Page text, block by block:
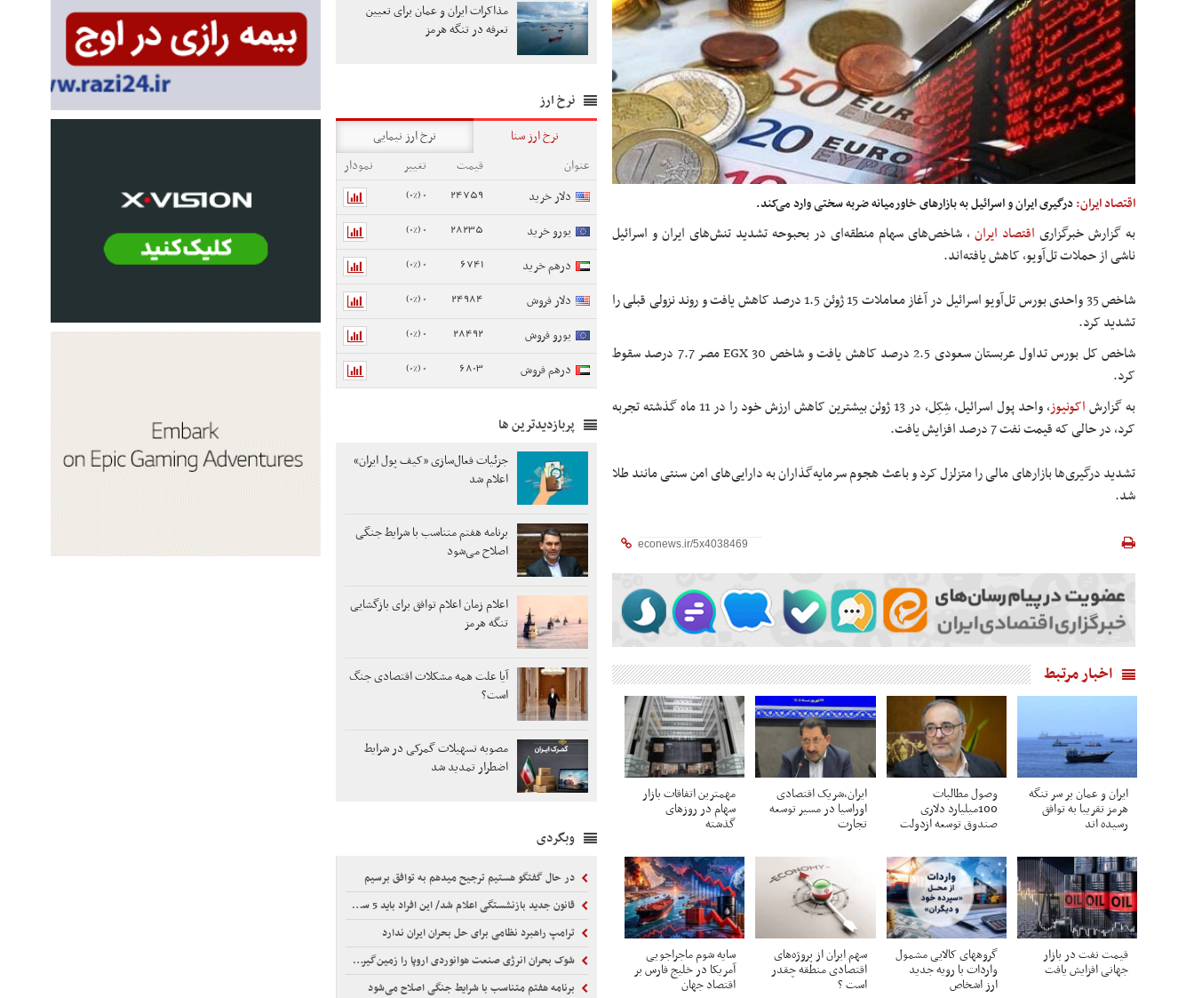
اقتصاد ایران:درگیری ایران و اسرائیل به بازارهای خاورمیانه ضربه سختی وارد می‌کند.
به گزارش خبرگزاری اقتصاد ایران ، شاخص‌های سهام منطقه‌ای در بحبوحه تشدید تنش‌های ایران و اسرائیل
ناشی از حملات تل‌آویو، کاهش یافته‌اند.
شاخص 35 واحدی بورس تل‌آویو اسرائیل در آغاز معاملات 15 ژوئن 1.5 درصد کاهش یافت و روند نزولی قبلی را
تشدید کرد.
شاخص کل بورس تداول عربستان سعودی 2.5 درصد کاهش یافت و شاخص EGX 30 مصر 7.7 درصد سقوط
کرد.
به گزارشاکونیوز
، واحد پول اسرائیل، شِکِل، در 13 ژوئن بیشترین کاهش ارزش خود را در 11 ماه گذشته تجربه
کرد، در حالی که قیمت نفت 7 درصد افزایش یافت.
تشدید درگیری‌ها بازارهای مالی را متزلزل کرد و باعث هجوم سرمایه‌گذاران به دارایی‌های امن سنتی مانند طلا
شد.
اخبار مرتبط
ایران و عمان بر سر تنگه
هرمز تقریبا به توافق
رسیده اند
وصول مطالبات
100میلیارد دلاری
صندوق توسعه ازدولت
ایران،شریک اقتصادی
اوراسیا در مسیر توسعه
تجارت
مهمترین اتفاقات بازار
سهام در روزهای
گذشته
قیمت نفت در بازار
جهانی افزایش یافت
گروههای کالایی مشمول
واردات با رویه جدید
ارز اشخاص
سهم ایران از پروژه‌های
اقتصادی منطقه چقدر
است ؟
سایه شوم ماجراجویی
آمریکا در خلیج فارس بر
اقتصاد جهان
مذاکرات ایران و عمان برای تعیین
تعرفه در تنگه هرمز
نرخ ارز
نرخ ارز سنا
نرخ ارز نیمایی
عنوان
قیمت تغییر
نمودار
دلار خرید
24759
0 (0%)
یورو خرید 28235
0 (0%)
درهم خرید 6741
0 (0%)
دلار فروش 24984
0 (0%)
یورو فروش 28492
0 (0%)
درهم فروش 6803
0 (0%)
پربازدیدترین ها
جزئیات فعال‌سازی «کیف پول ایران»
اعلام شد
برنامه هفتم متناسب با شرایط جنگی
اصلاح می‌شود
اعلام زمان اعلام توافق برای بازگشایی
تنگه هرمز
آیا علت همه مشکلات اقتصادی جنگ
است؟
مصوبه تسهیلات گمرکی در شرایط
اضطرار تمدید شد
وبگردی
در حال گفتگو هستیم ترجیح میدهم به توافق برسیم
قانون جدید بازنشستگی اعلام شد/ این افراد باید 5 سال بیشتر کار کنند
ترامپ راهبرد نظامی برای حل بحران ایران ندارد
شوک بحران انرژی صنعت هوانوردی اروپا را زمین‌گیر‌کرد
برنامه هفتم متناسب با شرایط جنگی اصلاح می‌شود